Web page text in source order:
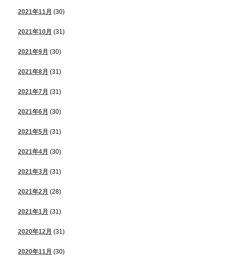
2021年11月 (30)
2021年10月 (31)
2021年9月 (30)
2021年8月 (31)
2021年7月 (31)
2021年6月 (30)
2021年5月 (31)
2021年4月 (30)
2021年3月 (31)
2021年2月 (28)
2021年1月 (31)
2020年12月 (31)
2020年11月 (30)